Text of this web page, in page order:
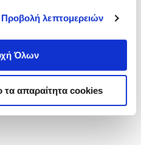
Προβολή λεπτομερειών
Όλων
τα απαραίτητα cookies